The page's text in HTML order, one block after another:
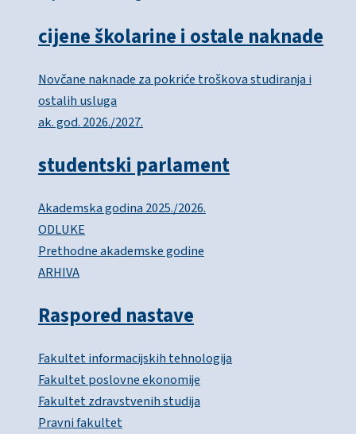
cijene školarine i ostale naknade
Novčane naknade za pokriće troškova studiranja i
ostalih usluga
ak. god. 2026./2027.
studentski parlament
Akademska godina 2025./2026.
ODLUKE
Prethodne akademske godine
ARHIVA
Raspored nastave
Fakultet informacijskih tehnologija
Fakultet poslovne ekonomije
Fakultet zdravstvenih studija
Pravni fakultet